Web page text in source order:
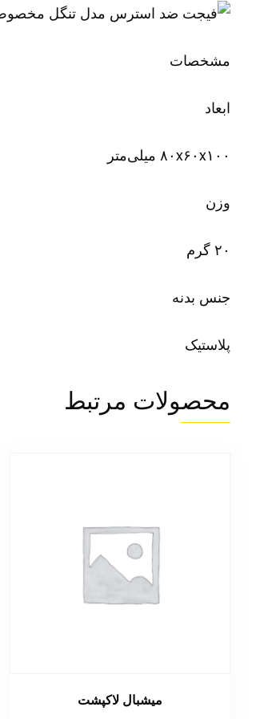
مشخصات
ابعاد
۸۰x۶۰x۱۰۰ میلی‌متر
وزن
۲۰ گرم
جنس بدنه
پلاستیک
محصولات مرتبط
میشبال لاکپشت